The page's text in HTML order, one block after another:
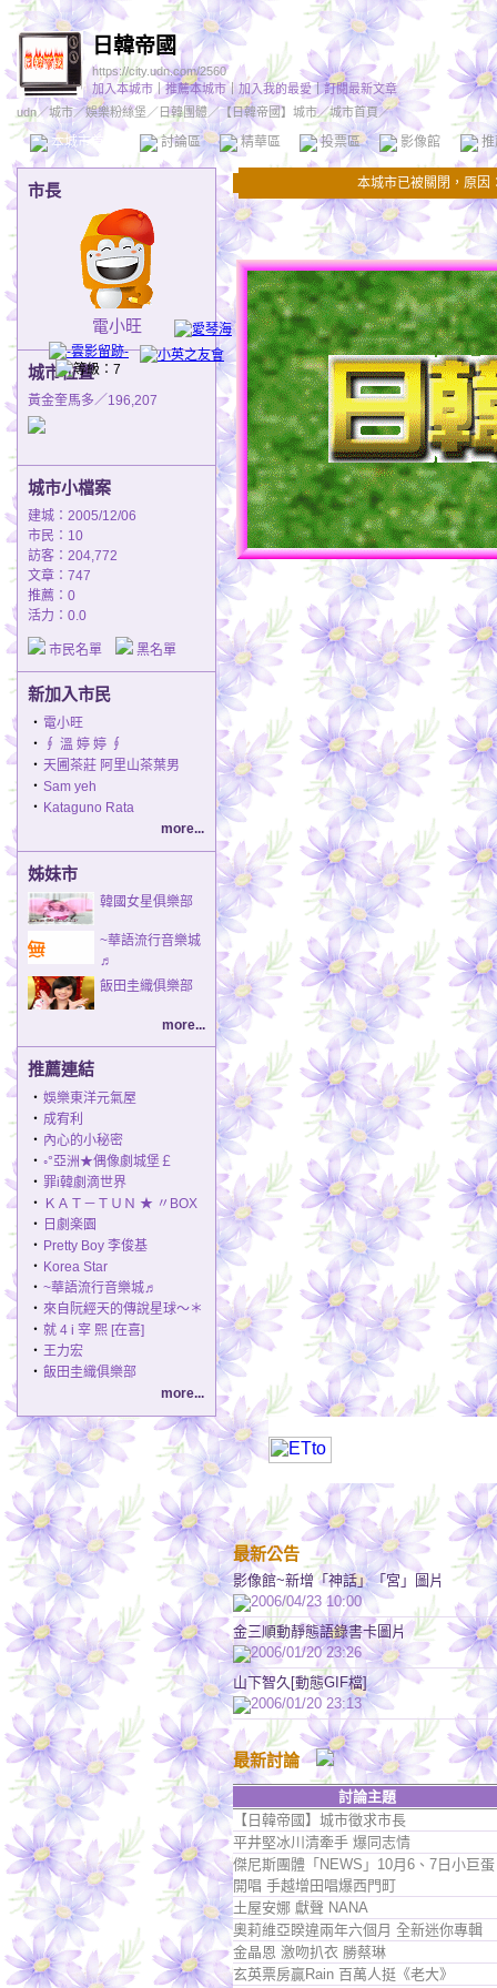
日韓帝國
https://city.udn.com/2560
加入本城市 ｜推薦本城市 ｜加入我的最愛｜ 訂閱最新文章
udn／城市／娛樂粉絲堡 ／ 日韓團體／【日韓帝國】城市／城市首頁／
本城市首頁 討論區 精華區 投票區 影像館
市長
電小旺
城市位置
黃金奎馬多／196,207
城市小檔案
建城：2005/12/06
市民：10
訪客：204,772
文章：747
推薦： 0
活力：0.0
市民名單 黑名單
新加入市民
‧ 電小旺
‧
∮ 溫 婷 婷 ∮
‧ 天圃茶莊 阿里山茶葉男
‧ Sam yeh
‧ Kataguno Rata
more...
姊妹市
韓國女星俱樂部
~華語流行音樂城
♬
飯田圭織俱樂部
more...
推薦連結
‧ 娛樂東洋元氣屋
‧ 成宥利
‧ 內心的小秘密
‧ ◦°亞洲★偶像劇城堡￡
‧ 罪i韓劇滴世界
‧
ＫＡＴ－ＴＵＮ ★ 〃BOX
‧ 日劇楽園
‧ Pretty Boy 李俊基
‧ Korea Star
‧ ~華語流行音樂城♬
‧ 來自阮經天的傳說星球～＊
‧ 就 4 i 宰 熙 [在喜]
‧ 王力宏
‧ 飯田圭織俱樂部
more...
本城市已被關閉，原因
最新公告
影像館~新增「神話」「宮」圖片
2006/04/23 10:00
金三順動靜態語錄書卡圖片
2006/01/20 23:26
山下智久[動態GIF檔]
2006/01/20 23:13
最新討論
討論主題
【日韓帝國】城市徵求市長
平井堅冰川清牽手 爆同志情
傑尼斯團體「NEWS」10月6、7日小巨蛋
開唱 手越增田唱爆西門町
土屋安娜 獻聲 NANA
奧莉維亞睽違兩年六個月 全新迷你專輯
金晶恩 激吻扒衣 勝蔡琳
玄英票房贏Rain 百萬人挺《老大》